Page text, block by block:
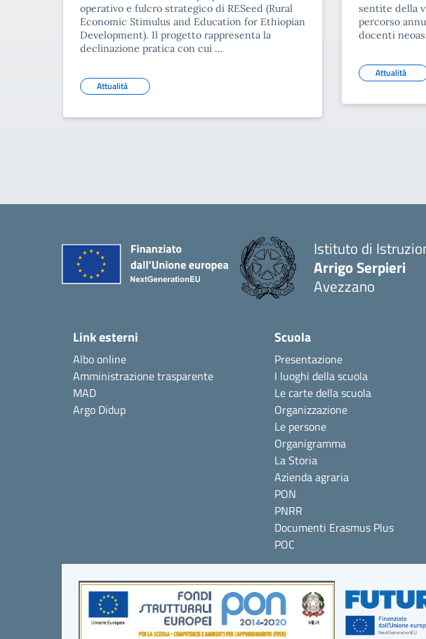
operativo e fulcro strategico di RESeed (Rural
Economic Stimulus and Education for Ethiopian
Development). Il progetto rappresenta la
declinazione pratica con cui …
Attualità
sentite della
percorso
docenti
Attualità
Istituto di
Arrigo Serpieri
Avezzano
Link esterni
Albo online
Amministrazione trasparente
MAD
Argo Didup
Scuola
Presentazione
I luoghi della scuola
Le carte della scuola
Organizzazione
Le persone
Organigramma
La Storia
Azienda agraria
PON
PNRR
Documenti Erasmus Plus
POC